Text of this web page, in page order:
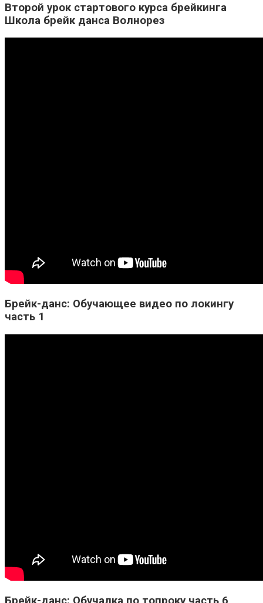
Второй урок стартового курса брейкинга
Школа брейк данса Волнорез
Брейк-данс: Обучающее видео по локингу
часть 1
Брейк-данс: Обучалка по топроку часть 6